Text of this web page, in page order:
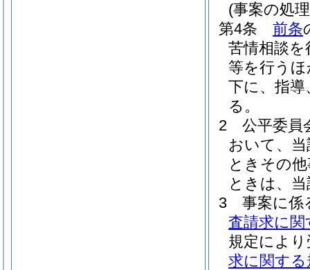
(事案の処
第4条
前条
苦情相談
等を行う
下に、指
る。
2
公平委員
おいて、
ときその
ときは、
3
事案に係
査請求に関
規定によ
求に関する